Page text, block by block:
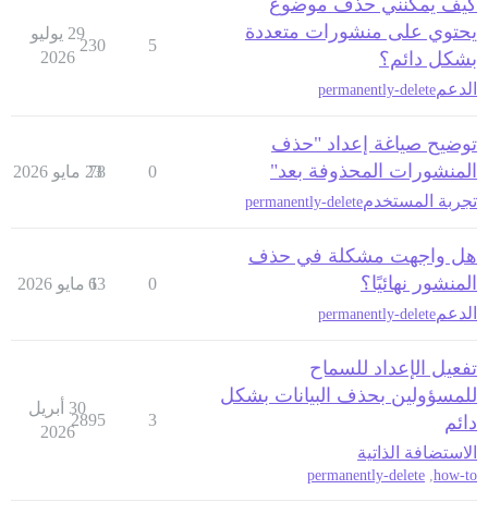
كيف يمكنني حذف موضوع
يحتوي على منشورات متعددة
بشكل دائم؟
الدعمpermanently-delete
5
230
29 يوليو
2026
توضيح صياغة إعداد "حذف
المنشورات المحذوفة بعد"
تجربة المستخدمpermanently-delete
0
78
23 مايو 2026
هل واجهت مشكلة في حذف
المنشور نهائيًا؟
الدعمpermanently-delete
0
63
1 مايو 2026
تفعيل الإعداد للسماح
للمسؤولين بحذف البيانات بشكل
دائم
الاستضافة الذاتية
how-to
,
permanently-delete
3
2895
30 أبريل
2026